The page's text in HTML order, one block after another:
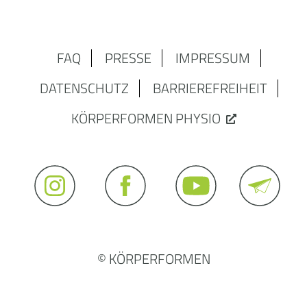
FAQ PRESSE
IMPRESSUM
DATENSCHUTZ
BARRIEREFREIHEIT
KÖRPERFORMEN PHYSIO
© KÖRPERFORMEN